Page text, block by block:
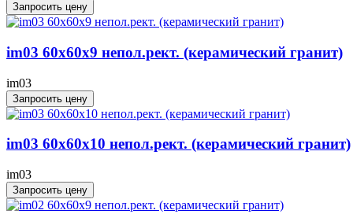
Запросить цену
im03 60x60x9 непол.рект. (керамический гранит)
im03
Запросить цену
im03 60x60x10 непол.рект. (керамический гранит)
im03
Запросить цену